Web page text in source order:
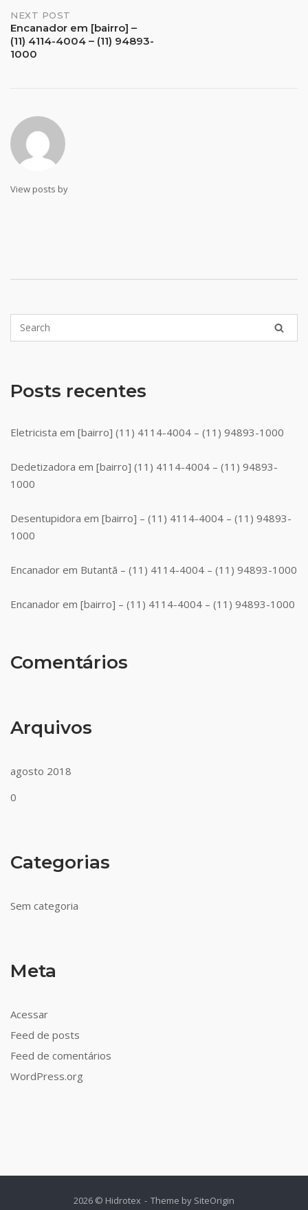
Post
navigation
NEXT POST
Encanador em [bairro] –
(11) 4114-4004 – (11) 94893-
1000
View posts by
Posts recentes
Eletricista em [bairro] (11) 4114-4004 – (11) 94893-1000
Dedetizadora em [bairro] (11) 4114-4004 – (11) 94893-
1000
Desentupidora em [bairro] – (11) 4114-4004 – (11) 94893-
1000
Encanador em Butantã – (11) 4114-4004 – (11) 94893-1000
Encanador em [bairro] – (11) 4114-4004 – (11) 94893-1000
Comentários
Arquivos
agosto 2018
0
Categorias
Sem categoria
Meta
Acessar
Feed de posts
Feed de comentários
WordPress.org
2026 © Hidrotex Theme by SiteOrigin